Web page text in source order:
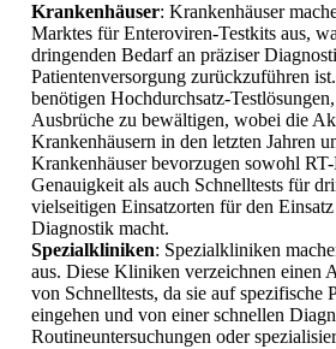
Krankenhäuser: Krankenhäuser
Marktes für Enteroviren-Testkits aus,
dringenden Bedarf an präziser
Patientenversorgung zurückzuführen
benötigen Hochdurchsatz-
Ausbrüche zu bewältigen, wobei die
Krankenhäusern in den letzten Jahren
Krankenhäuser bevorzugen sowohl
Genauigkeit als auch Schnelltests für
vielseitigen Einsatzorten für den
Diagnostik macht.
Spezialkliniken: Spezialkliniken
aus. Diese Kliniken verzeichnen einen
von Schnelltests, da sie auf spezifische
eingehen und von einer schnellen
Routineuntersuchungen oder